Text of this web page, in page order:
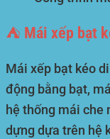
⛺ Mái xếp bạt
Mái xếp bạt kéo
động bằng bạt,
hệ thống mái che
dựng dựa trên hệ